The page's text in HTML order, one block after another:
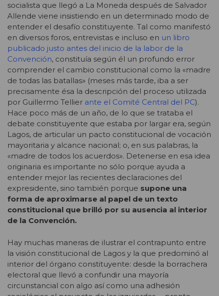
socialista que llegó a La Moneda después de Salvador
Allende viene insistiendo en un determinado modo de
entender el desafío constituyente. Tal como manifestó
en diversos foros, entrevistas e incluso en un libro
publicado justo antes del inicio de la labor de la
Convención, constituía según él un profundo error
comprender el cambio constitucional como la «madre
de todas las batallas» (meses más tarde, iba a ser
precisamente ésa la descripción del proceso utilizada
por Guillermo Tellier ante el Comité Central del PC).
Hace poco más de un año, de lo que se trataba el
debate constituyente que estaba por largar era, según
Lagos, de articular un pacto constitucional de vocación
mayoritaria y alcance nacional; o, en sus palabras, la
«madre de todos los acuerdos». Detenerse en esa idea
originaria es importante no sólo porque ayuda a
entender mejor las recientes declaraciones del
expresidente, sino también porque supone una
forma de aproximarse al papel de un texto
constitucional que brilló por su ausencia al interior
de la Convención.
Hay muchas maneras de ilustrar el contrapunto entre
la visión constitucional de Lagos y la que predominó al
interior del órgano constituyente: desde la borrachera
electoral que llevó a confundir una mayoría
circunstancial con algo así como una adhesión